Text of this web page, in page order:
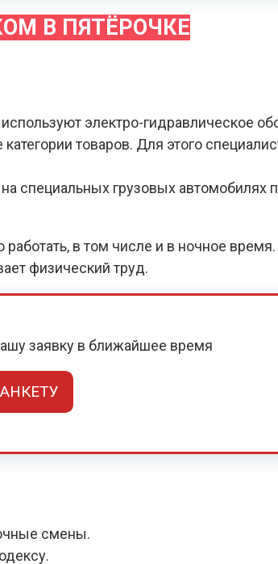
В ПЯТЁРОЧКЕ
электро-гидравлическое
товаров. Для этого
специальных грузовых автомобилях
в том числе и в ночное
физический труд.
заявку в ближайшее время
смены.